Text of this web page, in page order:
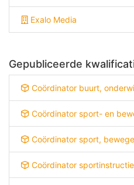
Exalo Media
Gepubliceerde
Coördinator buurt,
Coördinator sport- en
Coördinator sport,
Coördinator